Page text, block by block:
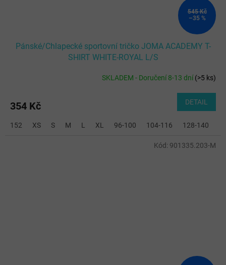
545 Kč
–35 %
Pánské/Chlapecké sportovní tričko JOMA ACADEMY T-
SHIRT WHITE-ROYAL L/S
SKLADEM - Doručení 8-13 dní(>5 ks)
354 Kč DETAIL
152 XS S M L XL 96-100 104-116 128-140
Kód: 901335.203-M